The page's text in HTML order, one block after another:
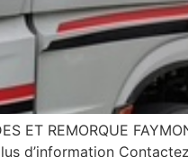
ET REMORQUE
d’information